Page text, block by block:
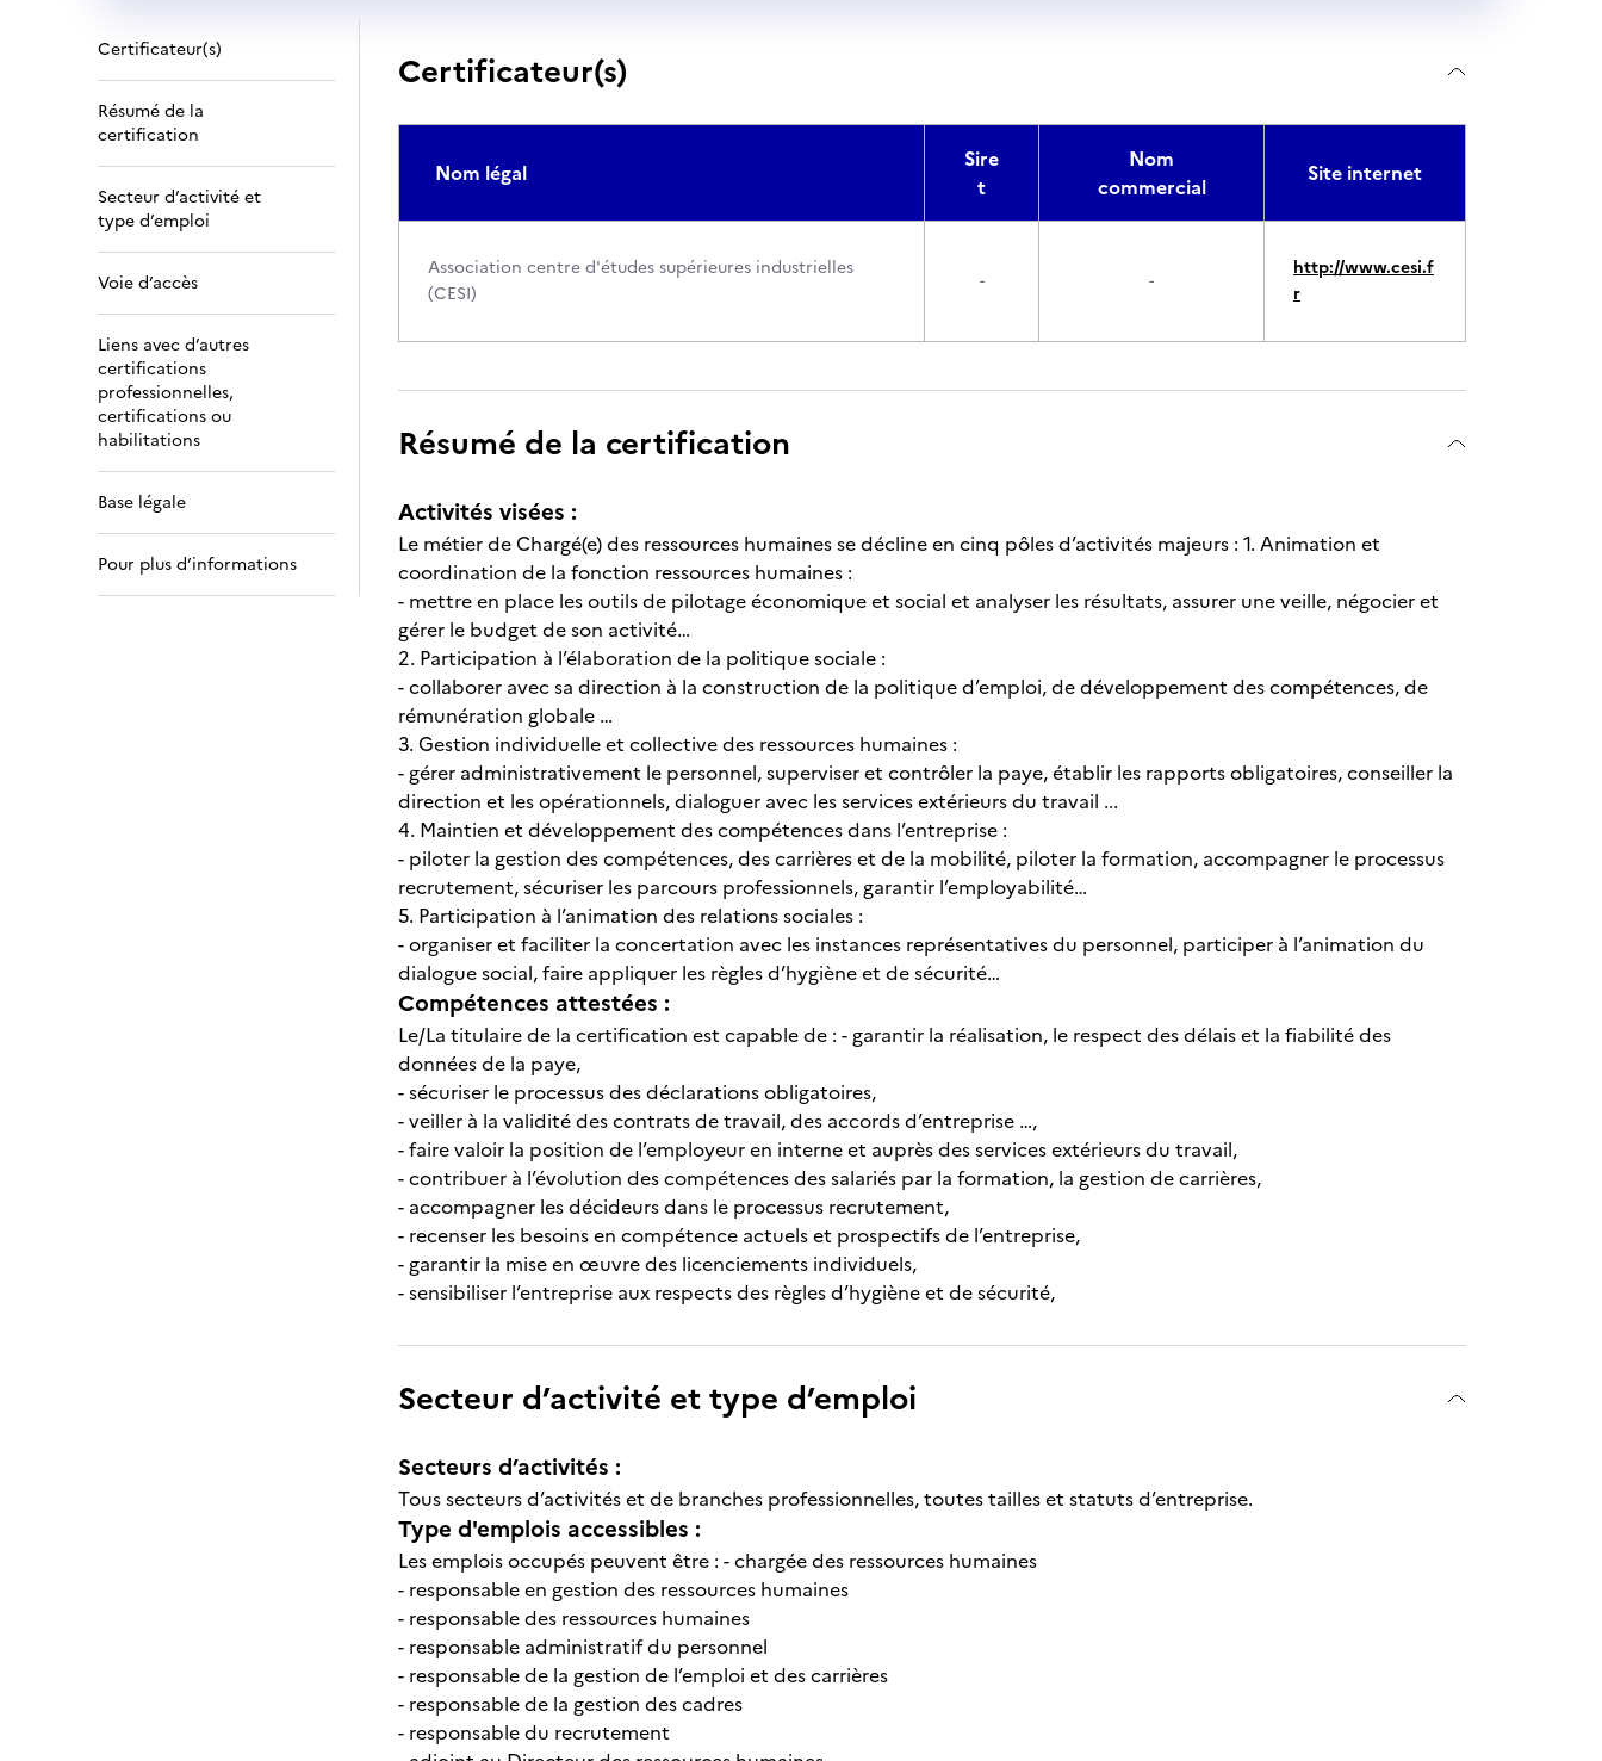
Certificateur(s)
Résumé de la
certification
Secteur d’activité et
type d’emploi
Voie d’accès
Liens avec d’autres
certifications
professionnelles,
certifications ou
habilitations
Base légale
Pour plus d’informations
Certificateur(s)
Nom légal
Sire
t
Nom
commercial
Site internet
Association centre d'études supérieures industrielles
(CESI)
- -
http://www.cesi.f
r
Résumé de la certification
Activités visées :
Le métier de Chargé(e) des ressources humaines se décline en cinq pôles d’activités majeurs : 1. Animation et
coordination de la fonction ressources humaines :
- mettre en place les outils de pilotage économique et social et analyser les résultats, assurer une veille, négocier et
gérer le budget de son activité…
2. Participation à l’élaboration de la politique sociale :
- collaborer avec sa direction à la construction de la politique d’emploi, de développement des compétences, de
rémunération globale …
3. Gestion individuelle et collective des ressources humaines :
- gérer administrativement le personnel, superviser et contrôler la paye, établir les rapports obligatoires, conseiller la
direction et les opérationnels, dialoguer avec les services extérieurs du travail ...
4. Maintien et développement des compétences dans l’entreprise :
- piloter la gestion des compétences, des carrières et de la mobilité, piloter la formation, accompagner le processus
recrutement, sécuriser les parcours professionnels, garantir l’employabilité…
5. Participation à l’animation des relations sociales :
- organiser et faciliter la concertation avec les instances représentatives du personnel, participer à l’animation du
dialogue social, faire appliquer les règles d’hygiène et de sécurité…
Compétences attestées :
Le/La titulaire de la certification est capable de : - garantir la réalisation, le respect des délais et la fiabilité des
données de la paye,
- sécuriser le processus des déclarations obligatoires,
- veiller à la validité des contrats de travail, des accords d’entreprise …,
- faire valoir la position de l’employeur en interne et auprès des services extérieurs du travail,
- contribuer à l’évolution des compétences des salariés par la formation, la gestion de carrières,
- accompagner les décideurs dans le processus recrutement,
- recenser les besoins en compétence actuels et prospectifs de l’entreprise,
- garantir la mise en œuvre des licenciements individuels,
- sensibiliser l’entreprise aux respects des règles d’hygiène et de sécurité,
Secteur d’activité et type d’emploi
Secteurs d’activités :
Tous secteurs d’activités et de branches professionnelles, toutes tailles et statuts d’entreprise.
Type d'emplois accessibles :
Les emplois occupés peuvent être : - chargée des ressources humaines
- responsable en gestion des ressources humaines
- responsable des ressources humaines
- responsable administratif du personnel
- responsable de la gestion de l’emploi et des carrières
- responsable de la gestion des cadres
- responsable du recrutement